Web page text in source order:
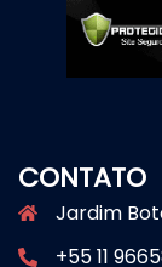
CONTATO
Jardim
+55 11